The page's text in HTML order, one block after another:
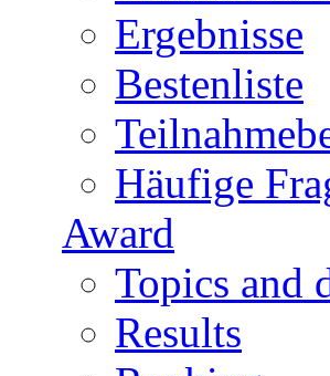
Ergebnisse
Bestenliste
Häufige
Award
Topics and
Results